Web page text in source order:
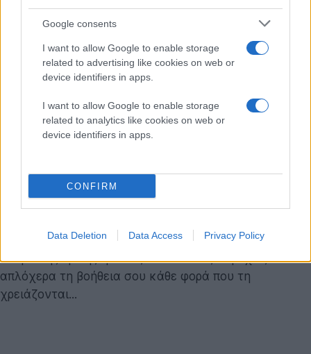
Google consents
I want to allow Google to enable storage
related to advertising like cookies on web or
device identifiers in apps.
I want to allow Google to enable storage
related to analytics like cookies on web or
device identifiers in apps.
CONFIRM
Data Deletion Data Access Privacy Policy
Η νέα στολή ονομάζεται AGNES (Age Gain Now
Empathy System) και φορώντας την αρχίζεις να μη
δρασκελισμός σου μειώνεται και γενικότερα δεν
έχεις τις αντοχές που είχες.
για να σε πείσουν να δίνεις πάντοτε τη θέση σου στα
άτομα της τρίτης ηλικίας και να τους παρέχεις
απλόχερα τη βοήθεια σου κάθε φορά που τη
χρειάζονται...